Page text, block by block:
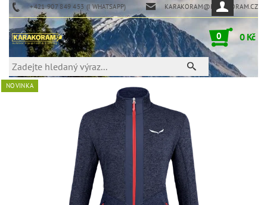
+421 907 849 453 (I WHATSAPP) KARAKORAM@KARAKORAM.CZ
0 0 Kč
NOVINKA